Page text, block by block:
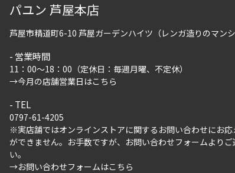
パユン 芦屋本店
芦屋市精道町6-10 芦屋ガーデンハイツ（レンガ造りのマンシ
営業時間
11：00～18：00（定休日：毎週月曜、不定休）
→今月の店舗営業日はこちら
TEL
0797-61-4205
※実店舗ではオンラインストアに関するお問い合わせにお応
ができません。お手数ですが、 お問い合わせフォームより
い。
→お問い合わせフォームはこちら